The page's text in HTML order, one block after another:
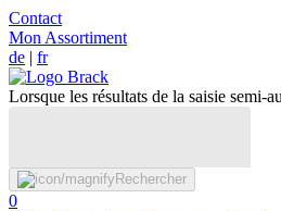
Contact
Mon Assortiment
de | fr
Lorsque les résultats de la saisie semi-
Rechercher
0